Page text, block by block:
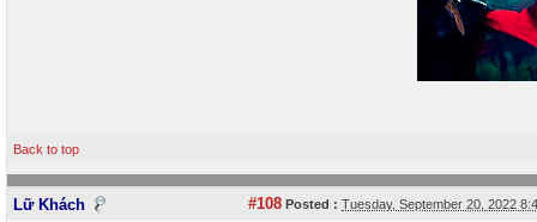
Back to top
Lữ Khách #108 Posted : Tuesday, September 20, 2022